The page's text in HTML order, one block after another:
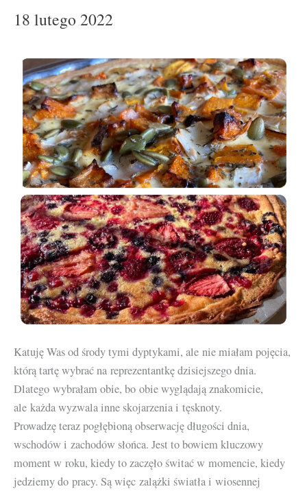
18 lutego 2022
Katuję Was od środy tymi dyptykami, ale nie miałam pojęcia,
którą tartę wybrać na reprezentantkę dzisiejszego dnia.
Dlatego wybrałam obie, bo obie wyglądają znakomicie,
ale każda wyzwala inne skojarzenia i tęsknoty.
Prowadzę teraz pogłębioną obserwację długości dnia,
wschodów i zachodów słońca. Jest to bowiem kluczowy
moment w roku, kiedy to zaczęło świtać w momencie, kiedy
jedziemy do pracy. Są więc zalążki światła i wiosennej